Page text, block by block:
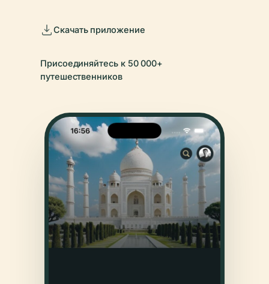
Скачать приложение
Присоединяйтесь к 50 000+
путешественников